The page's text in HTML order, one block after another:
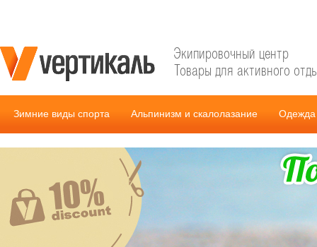
Экипировочный центр
Товары для активного
Зимние виды спорта Альпинизм и скалолазание Одежда